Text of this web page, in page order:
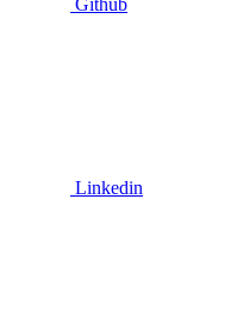
Linkedin